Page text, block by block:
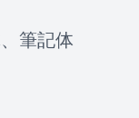
筆記体